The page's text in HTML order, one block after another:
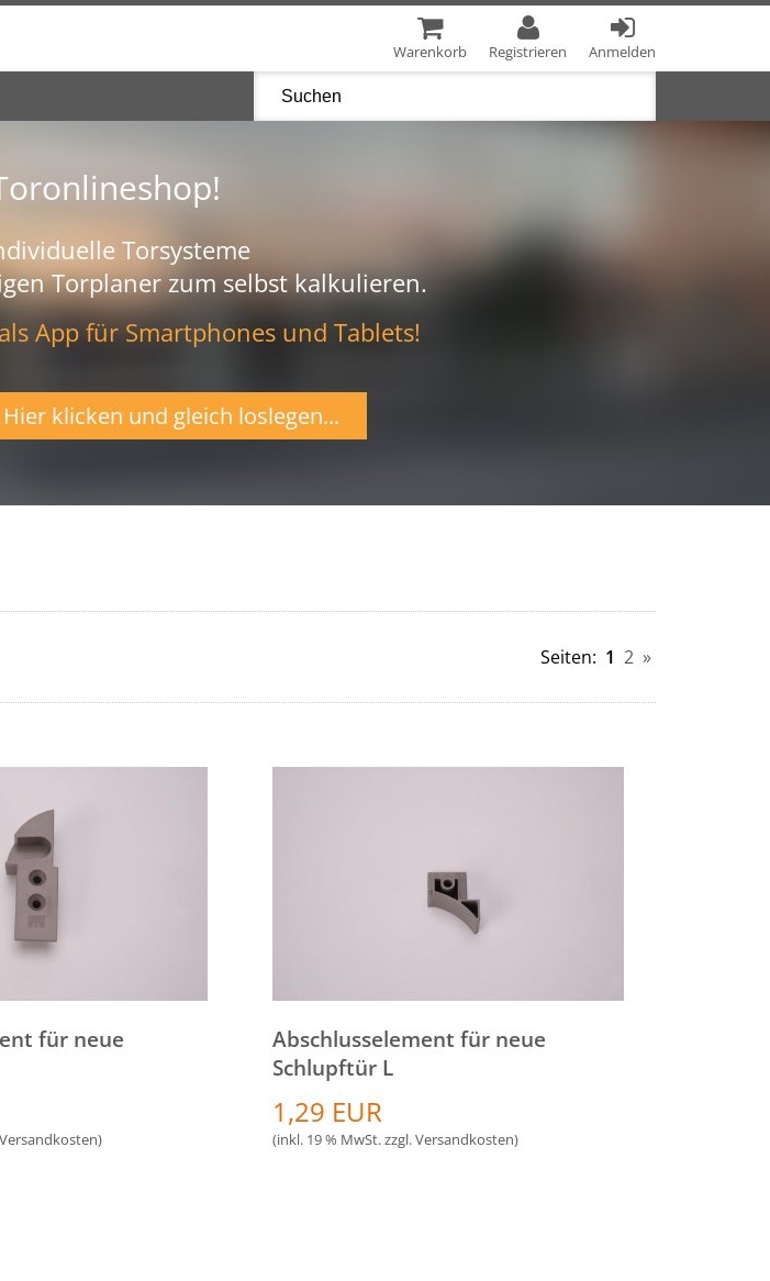
Warenkorb Registrieren Anmelden
Torsysteme
Torplaner zum selbst kalkulieren.
App für Smartphones und Tablets!
Hier klicken und gleich loslegen...
Seiten: 1 2 »
für neue
Versandkosten)
Abschlusselement für neue
Schlupftür L
1,29 EUR
(inkl. 19 % MwSt. zzgl.Versandkosten)